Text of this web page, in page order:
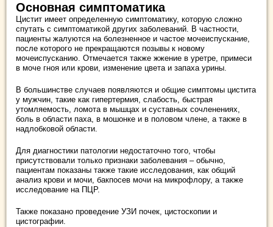
Основная симптоматика
Цистит имеет определенную симптоматику, которую сложно
спутать с симптоматикой других заболеваний. В частности,
пациенты жалуются на болезненное и частое мочеиспускание,
после которого не прекращаются позывы к новому
мочеиспусканию. Отмечается также жжение в уретре, примеси
в моче гноя или крови, изменение цвета и запаха урины.
В большинстве случаев появляются и общие симптомы цистита
у мужчин, такие как гипертермия, слабость, быстрая
утомляемость, ломота в мышцах и суставных сочленениях,
боль в области паха, в мошонке и в половом члене, а также в
надлобковой области.
Для диагностики патологии недостаточно того, чтобы
присутствовали только признаки заболевания – обычно,
пациентам показаны также такие исследования, как общий
анализ крови и мочи, бакпосев мочи на микрофлору, а также
исследование на ПЦР.
Также показано проведение УЗИ почек, цистоскопии и
цистографии.